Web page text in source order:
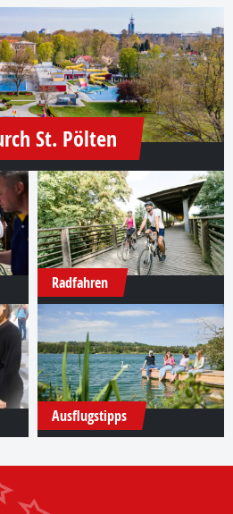
St. Pölten
Radfahren
Ausflugstipps